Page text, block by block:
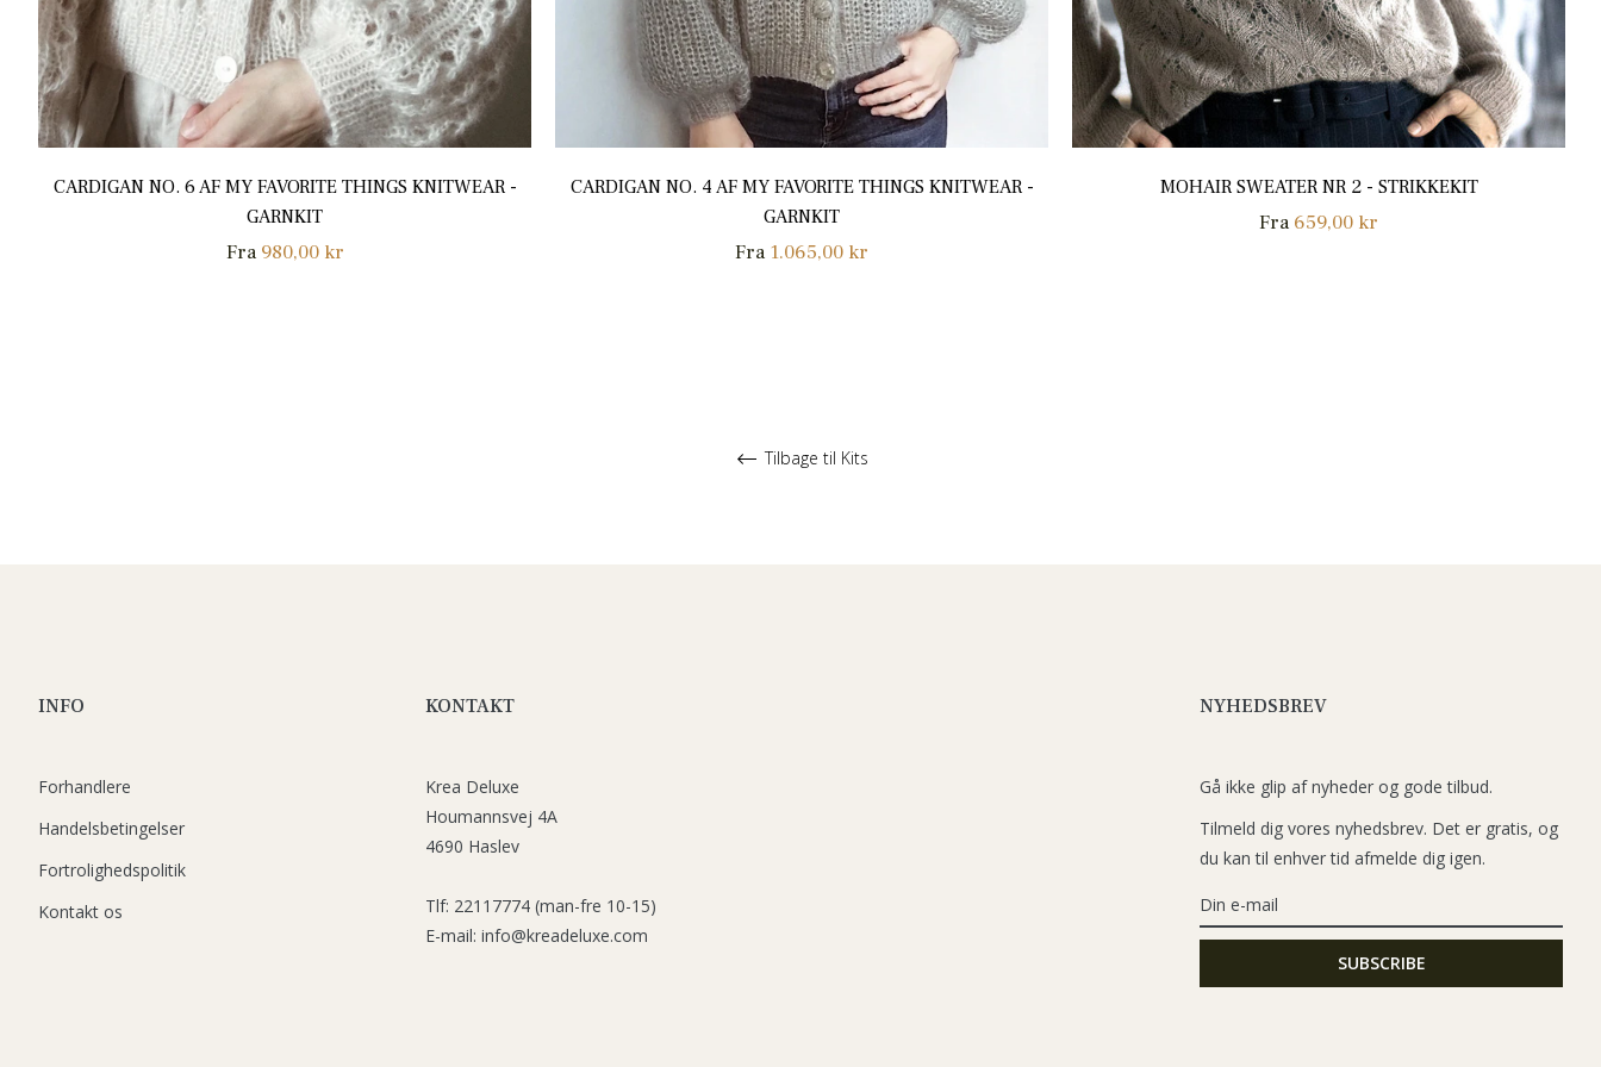
CARDIGAN NO. 6 AF MY FAVORITE THINGS KNITWEAR -
GARNKIT
Fra 980,00 kr
CARDIGAN NO. 4 AF MY FAVORITE THINGS KNITWEAR -
GARNKIT
Fra 1.065,00 kr
MOHAIR SWEATER NR 2 - STRIKKEKIT
Fra 659,00 kr
Tilbage til Kits
INFO
Forhandlere
Handelsbetingelser
Fortrolighedspolitik
Kontakt os
KONTAKT
Krea Deluxe
Houmannsvej 4A
4690 Haslev
Tlf: 22117774 (man-fre 10-15)
E-mail: info@kreadeluxe.com
NYHEDSBREV
Gå ikke glip af nyheder og gode tilbud.
Tilmeld dig vores nyhedsbrev. Det er gratis, og
du kan til enhver tid afmelde dig igen.